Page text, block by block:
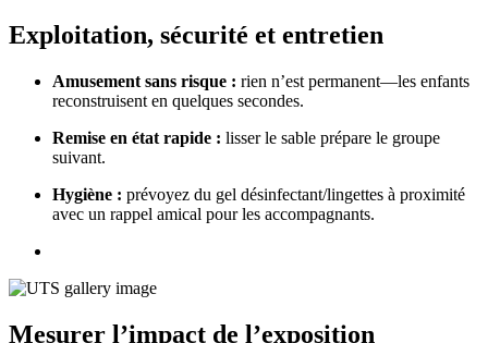
Exploitation, sécurité et entretien
Amusement sans risque : rien n’est permanent—les enfants
reconstruisent en quelques secondes.
Remise en état rapide : lisser le sable prépare le groupe
suivant.
Hygiène : prévoyez du gel désinfectant/lingettes à proximité
avec un rappel amical pour les accompagnants.
Mesurer l’impact de l’exposition